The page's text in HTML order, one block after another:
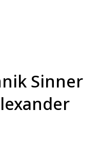
Sinner